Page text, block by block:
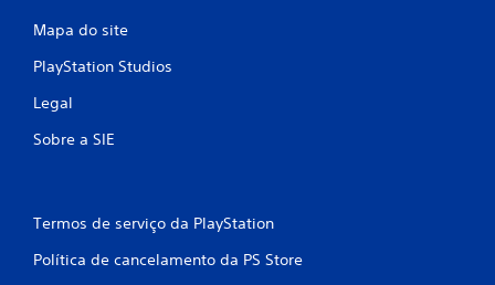
Mapa do site
PlayStation Studios
Legal
Sobre a SIE
Termos de serviço da PlayStation
Política de cancelamento da PS Store